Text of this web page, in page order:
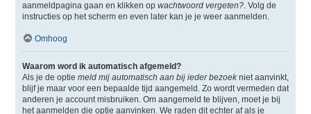
aanmeldpagina gaan en klikken op wachtwoord vergeten?. Volg de
instructies op het scherm en even later kan je je weer aanmelden.
Omhoog
Waarom word ik automatisch afgemeld?
Als je de optie meld mij automatisch aan bij ieder bezoekniet aanvinkt,
blijf je maar voor een bepaalde tijd aangemeld. Zo wordt vermeden dat
anderen je account misbruiken. Om aangemeld te blijven, moet je bij
het aanmelden die optie aanvinken. We raden dit echter af als je